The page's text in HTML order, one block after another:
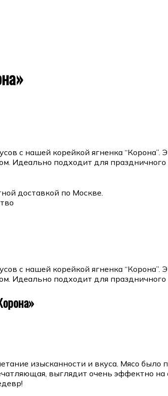
с нашей корейкой ягненка
Идеально подходит для
доставкой по Москве.
с нашей корейкой ягненка
Идеально подходит для
изысканности и вкуса. Мясо было
выглядит очень эффектно